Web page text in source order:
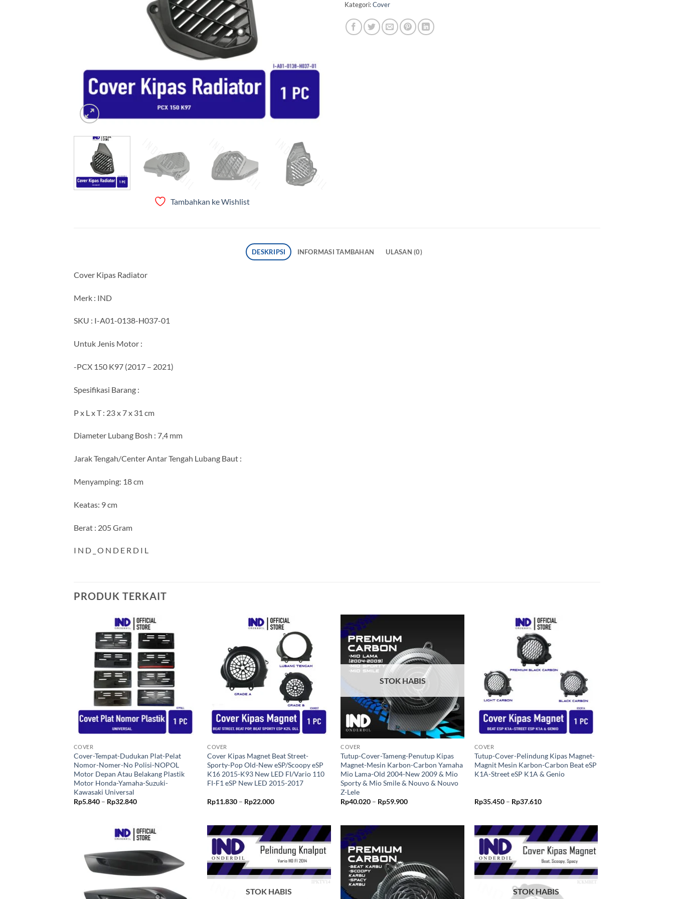
Tambahkan ke Wishlist
Kategori:Cover
DESKRIPSI INFORMASI TAMBAHAN ULASAN (0)
Cover Kipas Radiator
Merk : IND
SKU : I-A01-0138-H037-01
Untuk Jenis Motor :
-PCX 150 K97 (2017 – 2021)
Spesifikasi Barang :
P x L x T : 23 x 7 x 31 cm
Diameter Lubang Bosh : 7,4 mm
Jarak Tengah/Center Antar Tengah Lubang Baut :
Menyamping: 18 cm
Keatas: 9 cm
Berat : 205 Gram
I N D _ O N D E R D I L
PRODUK TERKAIT
Tambahkan
ke Wishlist
COVER
Cover-Tempat-Dudukan Plat-Pelat
Nomor-Nomer-No Polisi-NOPOL
Motor Depan Atau Belakang Plastik
Motor Honda-Yamaha-Suzuki-
Kawasaki Universal
Rp5.840 – Rp32.840Rentang
Rp32.840
Tambahkan
ke Wishlist
+
COVER
Cover Kipas Magnet Beat Street-
Sporty-Pop Old-New eSP/Scoopy eSP
K16 2015-K93 New LED FI/Vario 110
FI-F1 eSP New LED 2015-2017
Rp11.830 – Rp22.000Rentang
Rp22.000
Tambahkan
ke Wishlist
+
STOK HABIS
COVER
Tutup-Cover-Tameng-Penutup Kipas
Magnet-Mesin Karbon-Carbon Yamaha
Mio Lama-Old 2004-New 2009 & Mio
Sporty & Mio Smile & Nouvo & Nouvo
Z-Lele
Rp40.020 – Rp59.900Rentang
+
COVER
Tutup-Cover-Pelindung Kipas Magnet-
Magnit Mesin Karbon-Carbon Beat eSP
K1A-Street eSP K1A & Genio
Rp35.450 – Rp37.610Rentang
Rp37.610
Tambahkan
ke Wishlist
Tambahkan
ke Wishlist
STOK HABIS
Tambahkan
ke Wishlist
STOK HABIS